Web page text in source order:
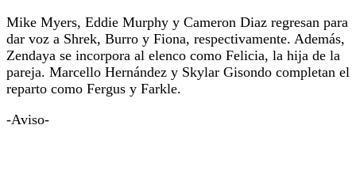
Mike Myers, Eddie Murphy y Cameron Diaz regresan para
dar voz a Shrek, Burro y Fiona, respectivamente. Además,
Zendaya se incorpora al elenco como Felicia, la hija de la
pareja. Marcello Hernández y Skylar Gisondo completan el
reparto como Fergus y Farkle.
-Aviso-